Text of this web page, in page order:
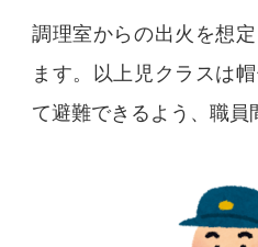
調理室からの出火を想
ます。以上児クラスは
て避難できるよう、職員